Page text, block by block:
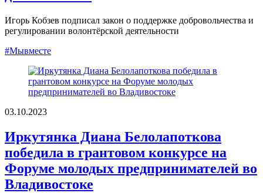
Игорь Кобзев подписал закон о поддержке добровольчества и
регулировании волонтёрской деятельности
#Мывместе
03.10.2023
Иркутянка Диана Белолапоткова
победила в грантовом конкурсе на
Форуме молодых предпринимателей во
Владивостоке